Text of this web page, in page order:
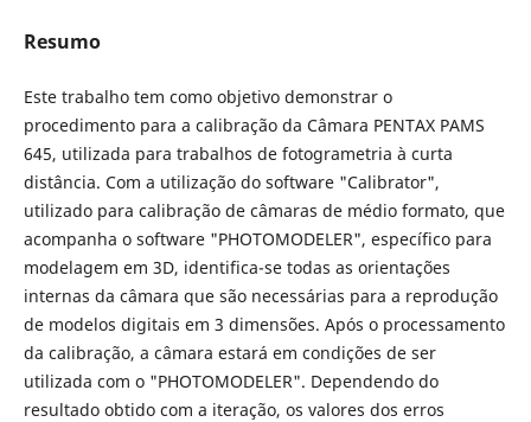
Resumo
Este trabalho tem como objetivo demonstrar o
procedimento para a calibração da Câmara PENTAX PAMS
645, utilizada para trabalhos de fotogrametria à curta
distância. Com a utilização do software "Calibrator",
utilizado para calibração de câmaras de médio formato, que
acompanha o software "PHOTOMODELER", específico para
modelagem em 3D, identifica-se todas as orientações
internas da câmara que são necessárias para a reprodução
de modelos digitais em 3 dimensões. Após o processamento
da calibração, a câmara estará em condições de ser
utilizada com o "PHOTOMODELER". Dependendo do
resultado obtido com a iteração, os valores dos erros